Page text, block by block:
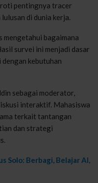
pentingnya tracer
di dunia kerja.
mengetahui bagaimana
survei ini menjadi dasar
kebutuhan
sebagai moderator,
interaktif. Mahasiswa
terkait tantangan
dan strategi
Solo: Berbagi, Belajar AI,